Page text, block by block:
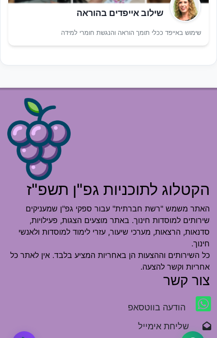
שילוב אייפדים בהוראה
שימוש באייפד ככלי תומך הוראה והנגשת חומרי למידה
הקטלוג לתוכניות גפ"ן תשפ"ז
האתר משמש "רשת חברתית" עבור ספקי גפ"ן שמעניקים
שירותים למוסדות חינוך. באתר מוצעים הצגות, פעילויות,
סדנאות, הרצאות, מערכי שיעור, עזרי לימוד למוסדות ולאנשי
חינוך.
כל השירותים וההצעות הן באחריות המציע בלבד. אין לאתר כל
אחריות וקשר להצעה.
צור קשר
הודעה בווטסאפ
שליחת אימייל